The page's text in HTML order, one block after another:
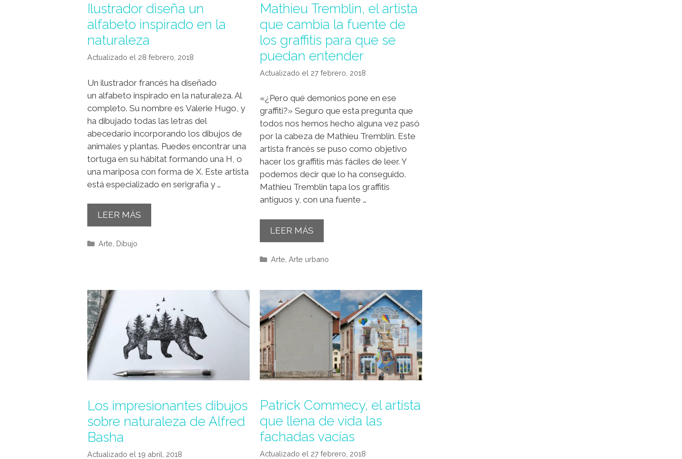
Ilustrador diseña un
alfabeto inspirado en la
naturaleza
28 febrero, 2018
Un ilustrador francés ha diseñado
un alfabeto inspirado en la naturaleza. Al
completo. Su nombre es Valerie Hugo, y
ha dibujado todas las letras del
abecedario incorporando los dibujos de
animales y plantas. Puedes encontrar una
tortuga en su hábitat formando una H, o
una mariposa con forma de X. Este artista
está especializado en serigrafía y …
LEER MÁS
Categorías
Arte Dibujo
Mathieu Tremblin, el artista
que cambia la fuente de
los graffitis para que se
puedan entender
27 febrero, 2018
«¿Pero qué demonios pone en ese
graffiti?» Seguro que esta pregunta que
todos nos hemos hecho alguna vez pasó
por la cabeza de Mathieu Tremblin. Este
artista francés se puso como objetivo
hacer los graffitis más fáciles de leer. Y
podemos decir que lo ha conseguido.
Mathieu Tremblin tapa los graffitis
antiguos y, con una fuente …
LEER MÁS
Categorías
Arte Arte urbano
Los impresionantes dibujos
sobre naturaleza de Alfred
Basha
19 abril, 2018
Patrick Commecy, el artista
que llena de vida las
fachadas vacías
27 febrero, 2018